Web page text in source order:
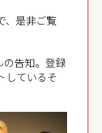
、是非ご覧
の告知。登録
しているそ